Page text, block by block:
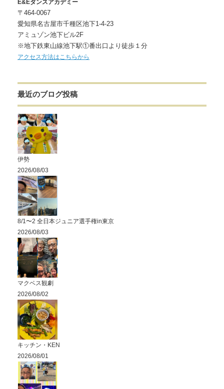
E&Eダンスアカデミー
〒464-0067
愛知県名古屋市千種区池下1-4-23
アミュゾン池下ビル2F
※地下鉄東山線池下駅①番出口より徒歩１分
アクセス方法はこちらから
最近のブログ投稿
伊勢
2026/08/03
8/1〜2 全日本ジュニア選手権in東京
2026/08/03
マクベス観劇
2026/08/02
キッチン・KEN
2026/08/01